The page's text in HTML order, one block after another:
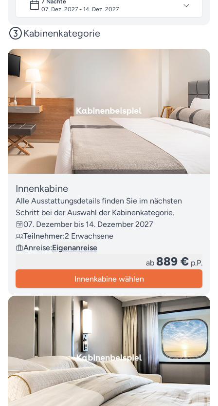
7 Nächte
07. Dez. 2027 - 14. Dez. 2027
Kabinenkategorie
Innenkabine
Alle Ausstattungsdetails finden Sie im nächsten
Schritt bei der Auswahl der Kabinenkategorie.
07. Dezember bis 14. Dezember 2027
Teilnehmer:2 Erwachsene
Anreise:Eigenanreise
ab 889 € p.P.
Innenkabine wählen